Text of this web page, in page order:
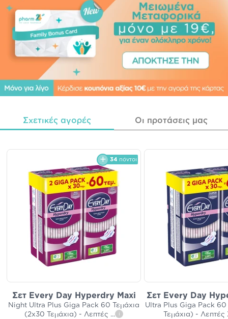
Σχετικές αγορές Οι προτάσεις μας
34 πόντοι
Σετ Every Day Hyperdry Maxi
Night Ultra Plus Giga Pack 60 Τεμάχια
(2x30 Τεμάχια) - Λεπτές ... i
Σετ Every Day
Ultra Plus Giga Pack 60
Τεμάχια) - Λεπτές